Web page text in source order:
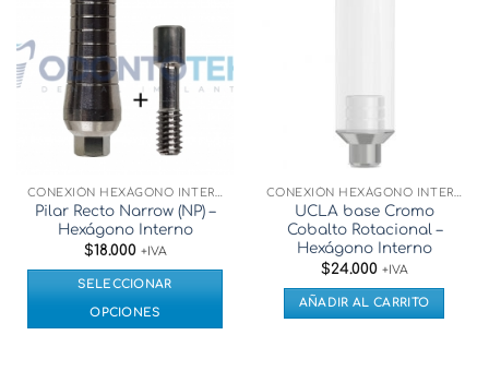
Pilar Recto Narrow (NP) –
Hexágono Interno
$18.000 +IVA
SELECCIONAR
OPCIONES
UCLA base Cromo
Cobalto Rotacional –
Hexágono Interno
$24.000 +IVA
AÑADIR AL CARRITO